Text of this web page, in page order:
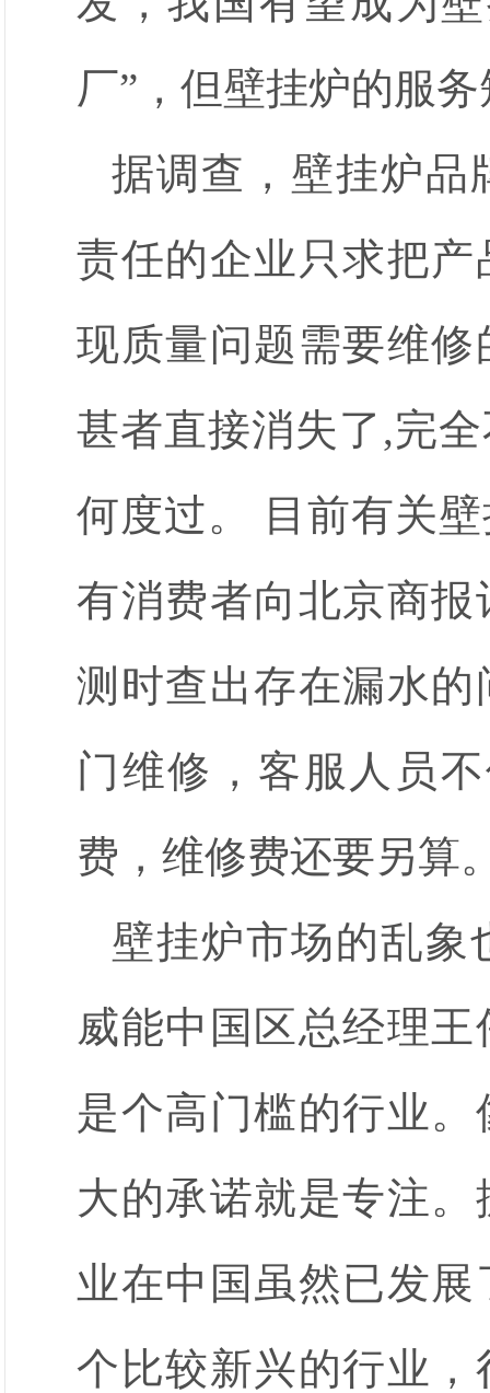
厂”，但壁挂炉的服
据调查，壁挂炉品
责任的企业只求把
现质量问题需要维
甚者直接消失了,完
何度过。 目前有关
有消费者向北京商
测时查出存在漏水
门维修，客服人员
费，维修费还要另算
壁挂炉市场的乱象
威能中国区总经理
是个高门槛的行业
大的承诺就是专注
业在中国虽然已发
个比较新兴的行业